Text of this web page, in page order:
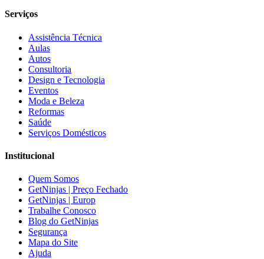
Serviços
Assistência Técnica
Aulas
Autos
Consultoria
Design e Tecnologia
Eventos
Moda e Beleza
Reformas
Saúde
Serviços Domésticos
Institucional
Quem Somos
GetNinjas | Preço Fechado
GetNinjas | Europ
Trabalhe Conosco
Blog do GetNinjas
Segurança
Mapa do Site
Ajuda